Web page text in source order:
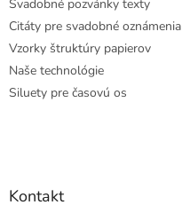
Svadobné pozvánky texty
Citáty pre svadobné oznámenia
Vzorky štruktúry papierov
Naše technológie
Siluety pre časovú os
Kontakt